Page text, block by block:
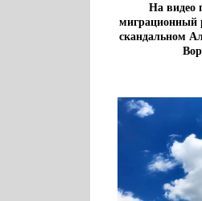
На видео
миграционный
скандальном